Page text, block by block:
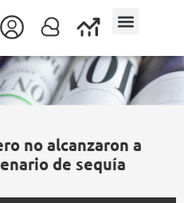
no alcanzaron a
de sequía